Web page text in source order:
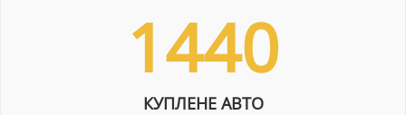
1440
КУПЛЕНЕ АВТО